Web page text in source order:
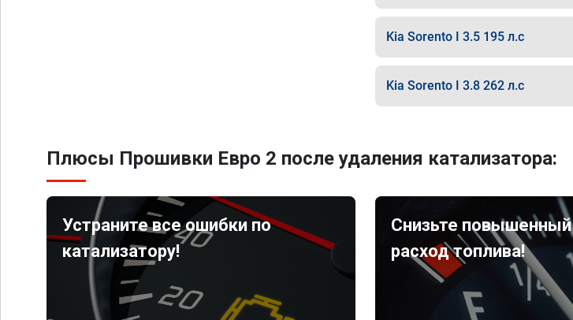
Kia Sorento I 3.5 195 л.с
Kia Sorento I 3.8 262 л.с
Плюсы Прошивки Евро 2 после удаления катализатора:
Устраните все ошибки по
катализатору!
Снизьте повышенный
расход топлива!